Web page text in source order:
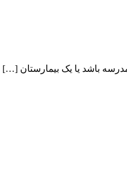
باشد یا یک بیمارستان […]